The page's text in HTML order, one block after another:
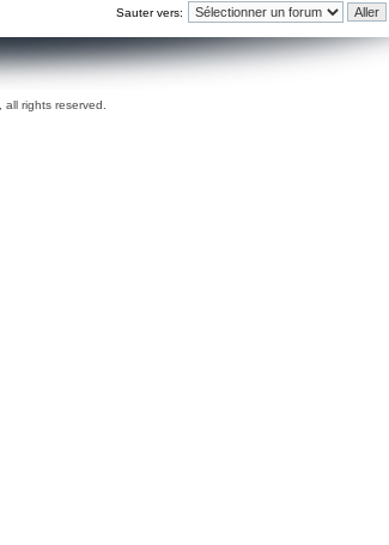
Sauter vers:
rights reserved.